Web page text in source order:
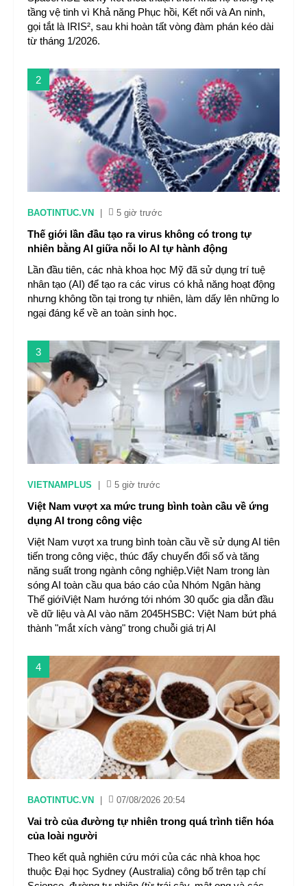
tầng vệ tinh vì Khả năng Phục hồi, Kết nối và An ninh,
gọi tắt là IRIS², sau khi hoàn tất vòng đàm phán kéo dài
từ tháng 1/2026.
2
BAOTINTUC.VN 5 giờ trước
Thế giới lần đầu tạo ra virus không có trong tự
nhiên bằng AI giữa nỗi lo AI tự hành động
Lần đầu tiên, các nhà khoa học Mỹ đã sử dụng trí tuệ
nhân tạo (AI) để tạo ra các virus có khả năng hoạt động
nhưng không tồn tại trong tự nhiên, làm dấy lên những lo
ngại đáng kể về an toàn sinh học.
3
VIETNAMPLUS 5 giờ trước
Việt Nam vượt xa mức trung bình toàn cầu về ứng
dụng AI trong công việc
Việt Nam vượt xa trung bình toàn cầu về sử dụng AI tiên
tiến trong công việc, thúc đẩy chuyển đổi số và tăng
năng suất trong ngành công nghiệp.Việt Nam trong làn
sóng AI toàn cầu qua báo cáo của Nhóm Ngân hàng
Thế giớiViệt Nam hướng tới nhóm 30 quốc gia dẫn đầu
về dữ liệu và AI vào năm 2045HSBC: Việt Nam bứt phá
thành "mắt xích vàng" trong chuỗi giá trị AI
4
BAOTINTUC.VN 07/08/2026 20:54
Vai trò của đường tự nhiên trong quá trình tiến hóa
của loài người
Theo kết quả nghiên cứu mới của các nhà khoa học
thuộc Đại học Sydney (Australia) công bố trên tạp chí